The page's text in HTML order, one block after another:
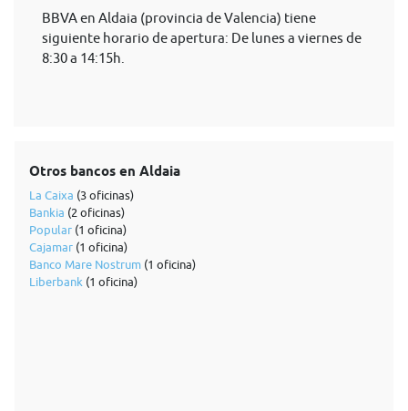
BBVA en Aldaia (provincia de Valencia) tiene
siguiente horario de apertura: De lunes a viernes de
8:30 a 14:15h.
Otros bancos en Aldaia
La Caixa (3 oficinas)
Bankia (2 oficinas)
Popular (1 oficina)
Cajamar (1 oficina)
Banco Mare Nostrum (1 oficina)
Liberbank (1 oficina)